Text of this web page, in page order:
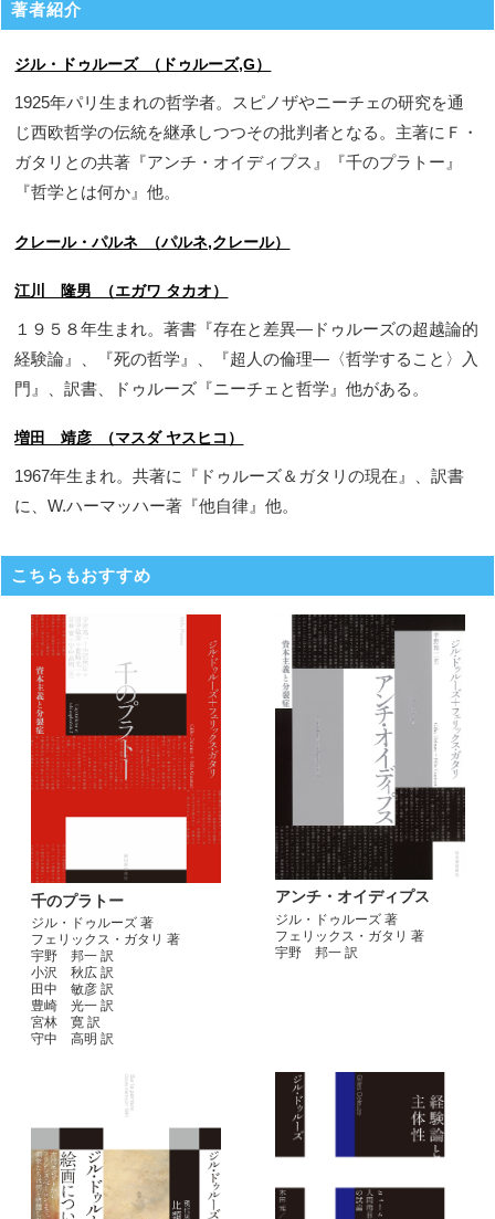
著者紹介
ジル・ドゥルーズ （ドゥルーズ,G）
1925年パリ生まれの哲学者。スピノザやニーチェの研究を通
じ西欧哲学の伝統を継承しつつその批判者となる。主著にＦ・
ガタリとの共著『アンチ・オイディプス』『千のプラトー』
『哲学とは何か』他。
クレール・パルネ （パルネ,クレール）
江川 隆男 （エガワ タカオ）
１９５８年生まれ。著書『存在と差異―ドゥルーズの超越論的
経験論』、『死の哲学』、『超人の倫理―〈哲学すること〉入
門』、訳書、ドゥルーズ『ニーチェと哲学』他がある。
増田 靖彦 （マスダ ヤスヒコ）
1967年生まれ。共著に『ドゥルーズ＆ガタリの現在』、訳書
に、W.ハーマッハー著『他自律』他。
こちらもおすすめ
千のプラトー
ジル・ドゥルーズ 著
フェリックス・ガタリ 著
宇野 邦一 訳
小沢 秋広 訳
田中 敏彦 訳
豊崎 光一 訳
宮林 寛 訳
守中 高明 訳
アンチ・オイディプス
ジル・ドゥルーズ 著
フェリックス・ガタリ 著
宇野 邦一 訳